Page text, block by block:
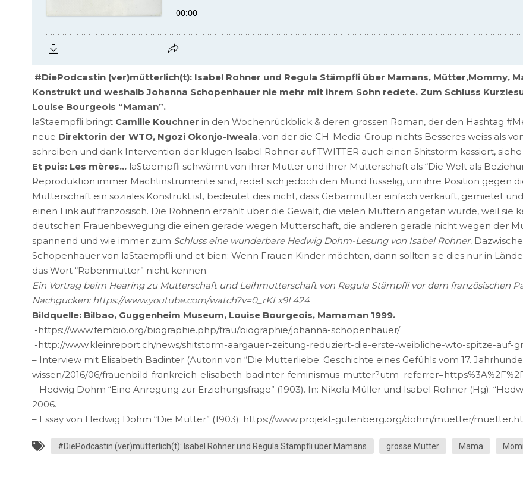
#DiePodcastin (ver)mütterlich(t): Isabel Rohner und Regula Stämpfli über Mamans, Mütter,Mommy,
Konstrukt und weshalb Johanna Schopenhauer nie mehr mit ihrem Sohn redete. Zum Schluss
Louise Bourgeois “Maman”.
laStaempfli bringt Camille Kouchner in den Wochenrückblick & deren grossen Roman, der den Hashtag
neue Direktorin der WTO, Ngozi Okonjo-Iweala, von der die CH-Media-Group nichts Besseres weiss als
schreiben und dank Intervention der klugen Isabel Rohner auf TWITTER auch einen Shitstorm kassiert,
Et puis: Les mères…laStaempfli schwärmt von ihrer Mutter und ihrer Mutterschaft als “Die Welt als
Reproduktion immer Machtinstrumente sind, redet sich jedoch den Mund fusselig, um ihre Position gegen
Mutterschaft ein soziales Konstrukt ist, bedeutet dies nicht, dass Gebärmütter einfach verkauft, gemietet
einen Link auf französisch. Die Rohnerin erzählt über die Gewalt, die vielen Müttern angetan wurde, weil
deutschen Frauenbewegung die einen gerade wegen Mutterschaft, die anderen gerade nicht wegen der
spannend und wie immer zum Schluss eine wunderbare Hedwig Dohm-Lesung von Isabel Rohner.
Schopenhauer von laStaempfli und et bien: Wenn Frauen Kinder möchten, dann sollten sie dies nur in
das Wort “Rabenmutter” nicht kennen.
Ein Vortrag beim Hearing zu Mutterschaft und Leihmutterschaft von Regula Stämpfli vor dem französischen
Nachgucken: https://www.youtube.com/watch?v=0_rKLx9L424
Bildquelle: Bilbao, Guggenheim Museum, Louise Bourgeois, Mamaman 1999.
-https://www.fembio.org/biographie.php/frau/biographie/johanna-schopenhauer/
-http://www.kleinreport.ch/news/shitstorm-aargauer-zeitung-reduziert-die-erste-weibliche-wto-spitze-auf-
– Interview mit Elisabeth Badinter (Autorin von “Die Mutterliebe. Geschichte eines Gefühls vom 17.
wissen/2016/06/frauenbild-frankreich-elisabeth-badinter-feminismus-
– Hedwig Dohm “Eine Anregung zur Erziehungsfrage” (1903). In: Nikola Müller und Isabel Rohner (Hg):
2006.
– Essay von Hedwig Dohm “Die Mütter” (1903): https://www.projekt-gutenberg.org/dohm/muetter/
#DiePodcastin (ver)mütterlich(t): Isabel Rohner und Regula Stämpfli über Mamans grosse Mütter Mama